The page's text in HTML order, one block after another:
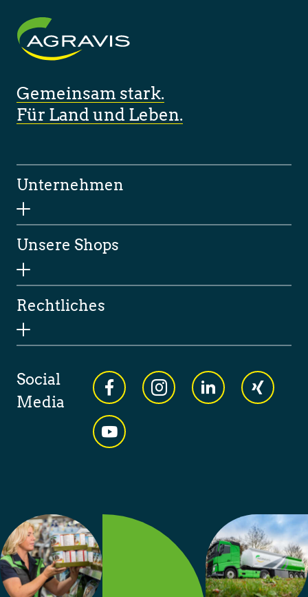
Gemeinsam stark.
Für Land und Leben.
Unternehmen
Unsere Shops
Rechtliches
Social
Media